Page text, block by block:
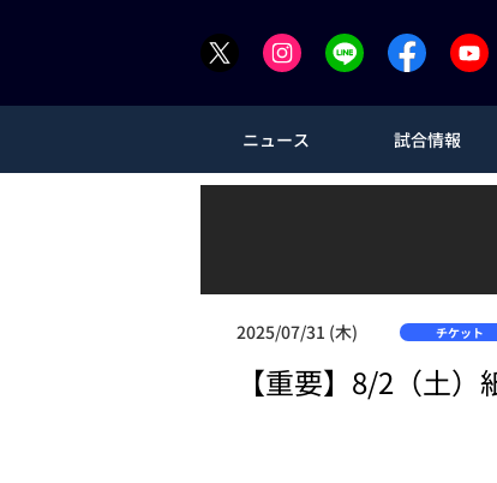
ニュース 試合情報
2025/07/31 (木) チケット
【重要】8/2（土